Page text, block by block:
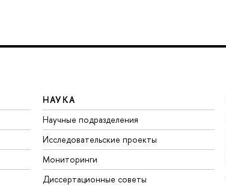
НАУКА
Научные подразделения
Исследовательские проекты
Мониторинги
Диссертационные советы